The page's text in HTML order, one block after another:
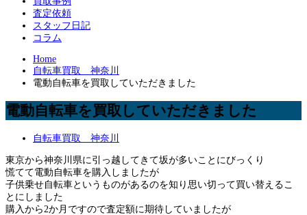
査定依頼
スタッフ日記
コラム
Home
自転車買取 神奈川
電動自転車を買取していただきました
電動自転車を買取していただきました
自転車買取 神奈川
東京から神奈川県に引っ越してきて坂が多いことにびっくり
慌てて電動自転車を購入しましたが
子供乗せ自転車というものがあるのを知り思い切って買い替えるこ
とにしました
購入から2か月ですので査定額に期待していましたが